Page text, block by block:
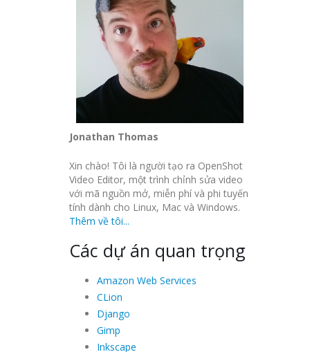
Jonathan Thomas
Xin chào! Tôi là người tạo ra OpenShot
Video Editor, một trình chỉnh sửa video
với mã nguồn mở, miễn phí và phi tuyến
tính dành cho Linux, Mac và Windows.
Thêm về tôi...
Các dự án quan trọng
Amazon Web Services
CLion
Django
Gimp
Inkscape